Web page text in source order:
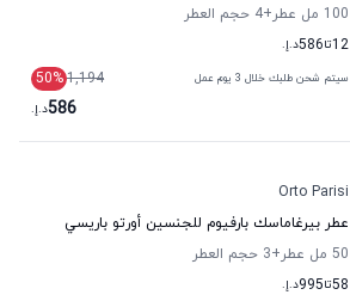
100 مل عطر
+4
حجم العطر
12تا586د.إ.
سيتم شحن طلبك خلال 3 يوم عمل 1,194
50%
586د.إ.
Orto Parisi
عطر بيرغاماسك بارفيوم للجنسين أورتو باريسي
50 مل عطر
+3
حجم العطر
58تا995د.إ.